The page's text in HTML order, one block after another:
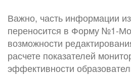
Важно, часть информации
переносится в Форму №1-
возможности
расчете показателей
эффективности